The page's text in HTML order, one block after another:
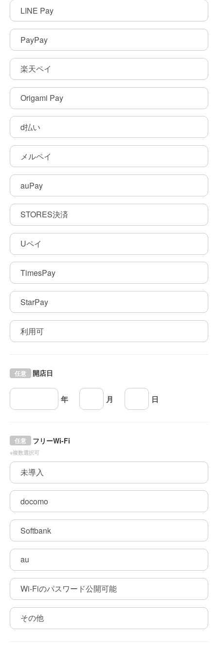
LINE Pay
PayPay
楽天ペイ
Origami Pay
d払い
メルペイ
auPay
STORES決済
Uペイ
TimesPay
StarPay
利用可
開店日
任意
年 月 日
フリーWi-Fi
任意
※複数選択可
未導入
docomo
Softbank
au
Wi-Fiのパスワード公開可能
その他